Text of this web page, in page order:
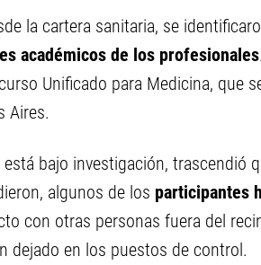
la cartera sanitaria, se
académicos de los profesionales
Unificado para Medicina, que
Aires.
bajo investigación, trascendió
algunos de los participantes
con otras personas fuera del
dejado en los puestos de control.